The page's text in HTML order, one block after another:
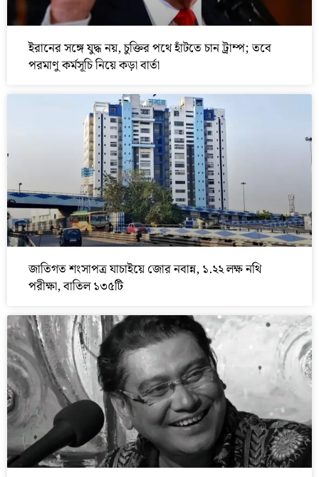
ইরানের সঙ্গে যুদ্ধ নয়, চুক্তির পথে হাঁটতে চান ট্রাম্প; তবে
পরমাণু কর্মসূচি নিয়ে কড়া বার্তা
জাতিগত শংসাপত্র যাচাইয়ে জোর নবান্ন, ১.২২ লক্ষ নথি
পরীক্ষা, বাতিল ১৩৫টি